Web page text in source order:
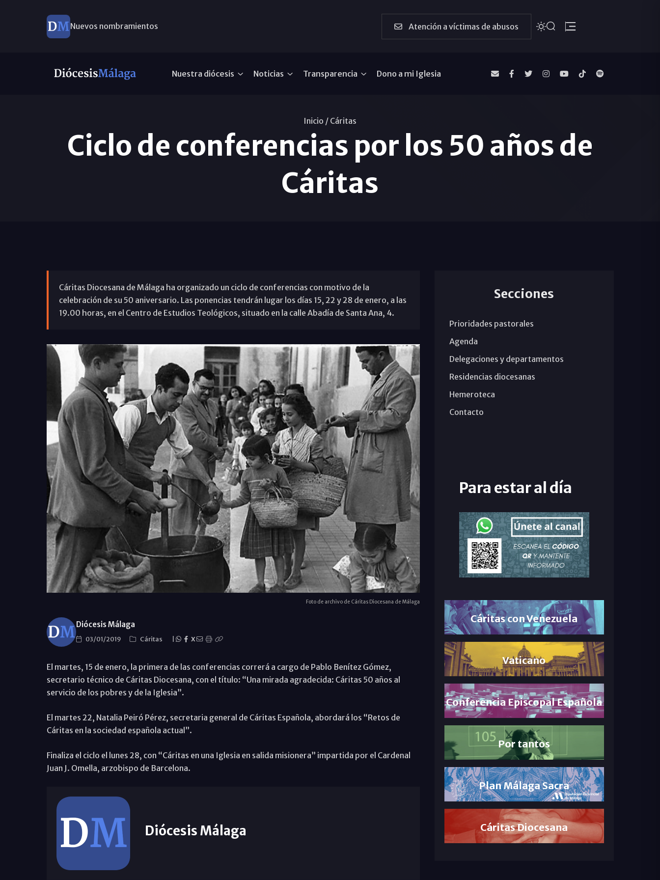
Nuevos nombramientos Atención a víctimas de abusos
Nuestra diócesis Noticias Transparencia Dono a mi Iglesia
Inicio / Cáritas
Ciclo de conferencias por los 50 años de
Cáritas
Cáritas Diocesana de Málaga ha organizado un ciclo de conferencias con motivo de la
celebración de su 50 aniversario. Las ponencias tendrán lugar los días 15, 22 y 28 de enero, a las
19.00 horas, en el Centro de Estudios Teológicos, situado en la calle Abadía de Santa Ana, 4.
Foto de archivo de Cáritas Diocesana de Málaga
Diócesis Málaga
03/01/2019 Cáritas X
El martes, 15 de enero, la primera de las conferencias correrá a cargo de Pablo Benítez Gómez,
secretario técnico de Cáritas Diocesana, con el título: “Una mirada agradecida: Cáritas 50 años al
servicio de los pobres y de la Iglesia”.
El martes 22, Natalia Peiró Pérez, secretaria general de Cáritas Española, abordará los “Retos de
Cáritas en la sociedad española actual”.
Finaliza el ciclo el lunes 28, con “Cáritas en una Iglesia en salida misionera” impartida por el Cardenal
Juan J. Omella, arzobispo de Barcelona.
Diócesis Málaga
Secciones
Prioridades pastorales
Agenda
Delegaciones y departamentos
Residencias diocesanas
Hemeroteca
Contacto
Para estar al día
Cáritas con Venezuela
Vaticano
Conferencia Episcopal Española
Por tantos
Plan Málaga Sacra
Cáritas Diocesana